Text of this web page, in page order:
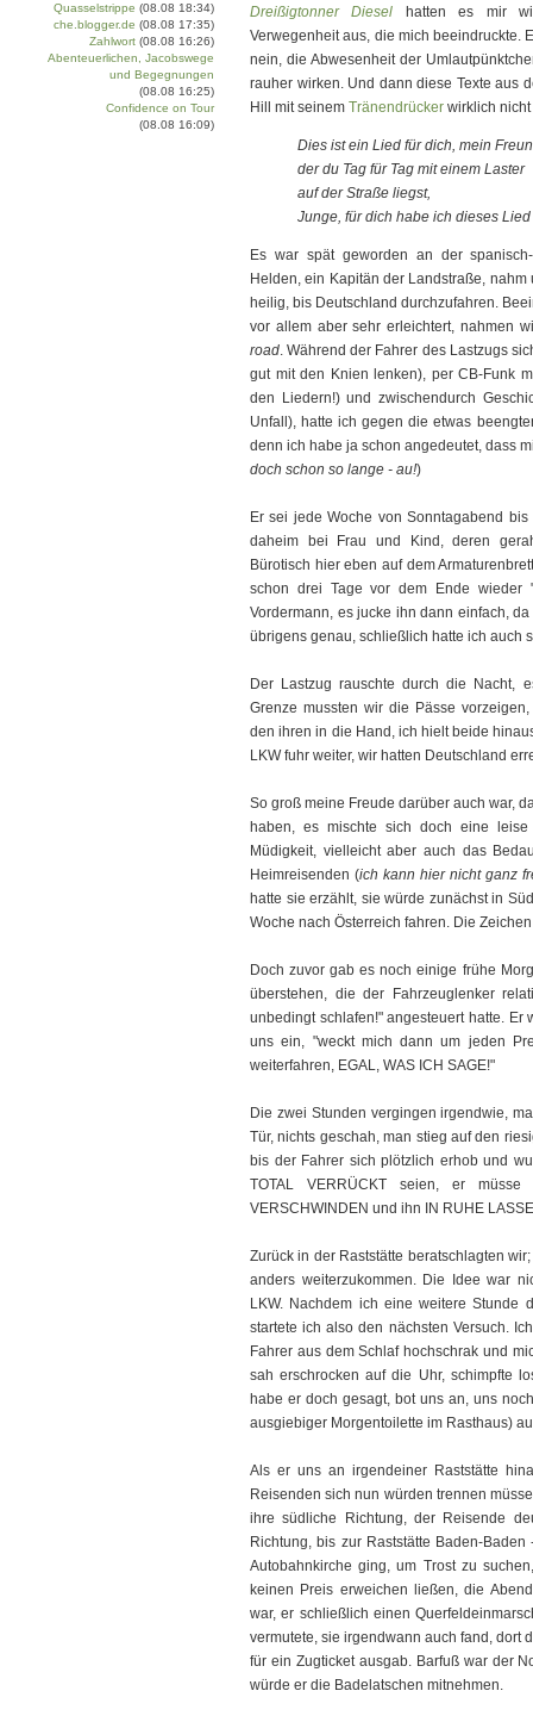
Dreißigtonner Diesel hatten es mir
Verwegenheit aus, die mich beeindruckte.
nein, die Abwesenheit der
rauher wirken. Und dann diese Texte aus
Hill mit seinem Tränendrücker wirklich nicht
Dies ist ein Lied für dich, mein
der du Tag für Tag mit einem Laster
auf der Straße liegst,
Junge, für dich habe ich dieses
Es war spät geworden an der
Helden, ein Kapitän der Landstraße,
heilig, bis Deutschland durchzufahren.
vor allem aber sehr erleichtert, nahmen
road. Während der Fahrer des Lastzugs
gut mit den Knien lenken), per CB-Funk
den Liedern!) und zwischendurch
Unfall), hatte ich gegen die etwas
denn ich habe ja schon angedeutet, dass
doch schon so lange - au!)
Er sei jede Woche von Sonntagabend
daheim bei Frau und Kind, deren
Bürotisch hier eben auf dem
schon drei Tage vor dem Ende wieder
Vordermann, es jucke ihn dann einfach,
übrigens genau, schließlich hatte ich auch
Der Lastzug rauschte durch die Nacht,
Grenze mussten wir die Pässe
den ihren in die Hand, ich hielt beide
LKW fuhr weiter, wir hatten Deutschland
So groß meine Freude darüber auch war,
haben, es mischte sich doch eine
Müdigkeit, vielleicht aber auch das
Heimreisenden (ich kann hier nicht ganz
hatte sie erzählt, sie würde zunächst in
Woche nach Österreich fahren. Die
Doch zuvor gab es noch einige frühe
überstehen, die der Fahrzeuglenker
unbedingt schlafen!" angesteuert hatte.
uns ein, "weckt mich dann um jeden
weiterfahren, EGAL, WAS ICH SAGE!"
Die zwei Stunden vergingen irgendwie,
Tür, nichts geschah, man stieg auf den
bis der Fahrer sich plötzlich erhob und
TOTAL VERRÜCKT seien, er müsse
VERSCHWINDEN und ihn IN RUHE
Zurück in der Raststätte beratschlagten
anders weiterzukommen. Die Idee war
LKW. Nachdem ich eine weitere Stunde
startete ich also den nächsten Versuch.
Fahrer aus dem Schlaf hochschrak und
sah erschrocken auf die Uhr, schimpfte
habe er doch gesagt, bot uns an, uns
ausgiebiger Morgentoilette im Rasthaus)
Als er uns an irgendeiner Raststätte
Reisenden sich nun würden trennen
ihre südliche Richtung, der Reisende
Richtung, bis zur Raststätte Baden-
Autobahnkirche ging, um Trost zu
keinen Preis erweichen ließen, die
war, er schließlich einen
vermutete, sie irgendwann auch fand, dort
für ein Zugticket ausgab. Barfuß war der
würde er die Badelatschen mitnehmen.
Quasselstrippe (08.08 18:34)
che.blogger.de (08.08 17:35)
Zahlwort (08.08 16:26)
Abenteuerlichen, Jacobswege
und Begegnungen
(08.08 16:25)
Confidence on Tour
(08.08 16:09)